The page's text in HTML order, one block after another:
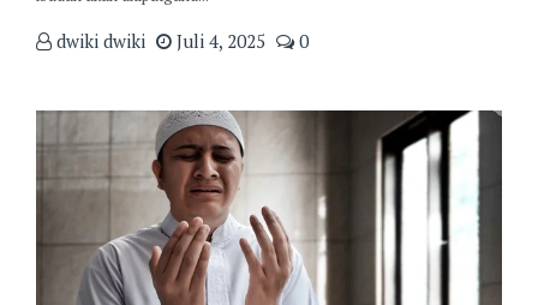
dwiki dwiki Juli 4, 2025 0